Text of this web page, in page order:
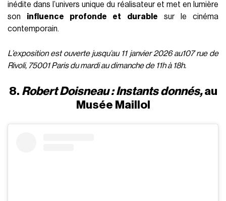
inédite dans l’univers unique du réalisateur et met en lumière
son influence profonde et durable sur le cinéma
contemporain.
L’exposition est ouverte jusqu’au 11 janvier 2026 au107 rue de
Rivoli, 75001 Paris du mardi au dimanche de 11h à 18h.
8. Robert Doisneau : Instants donnés,au
Musée Maillol